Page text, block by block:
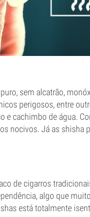
sem alcatrão,
perigosos, entre
e cachimbo de água.
nocivos. Já as shisha
de cigarros
algo que
está totalmente